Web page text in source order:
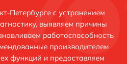
Петербурге с устранением
выявляем причины
работоспособность
производителем
функций и предоставляем